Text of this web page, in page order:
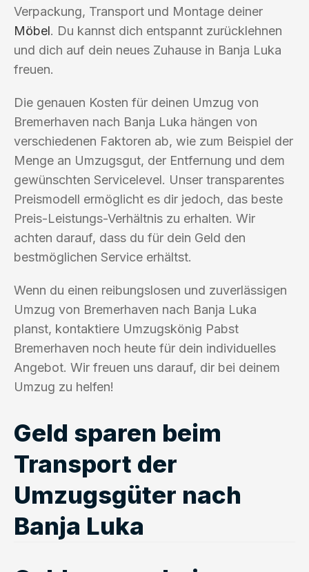
Verpackung, Transport und Montage deiner
Möbel. Du kannst dich entspannt zurücklehnen
und dich auf dein neues Zuhause in Banja Luka
freuen.
Die genauen Kosten für deinen Umzug von
Bremerhaven nach Banja Luka hängen von
verschiedenen Faktoren ab, wie zum Beispiel der
Menge an Umzugsgut, der Entfernung und dem
gewünschten Servicelevel. Unser transparentes
Preismodell ermöglicht es dir jedoch, das beste
Preis-Leistungs-Verhältnis zu erhalten. Wir
achten darauf, dass du für dein Geld den
bestmöglichen Service erhältst.
Wenn du einen reibungslosen und zuverlässigen
Umzug von Bremerhaven nach Banja Luka
planst, kontaktiere Umzugskönig Pabst
Bremerhaven noch heute für dein individuelles
Angebot. Wir freuen uns darauf, dir bei deinem
Umzug zu helfen!
Geld sparen beim
Transport der
Umzugsgüter nach
Banja Luka